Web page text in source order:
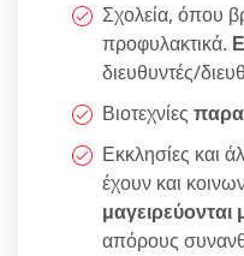
Σχολεία, όπου
προφυλακτικά.
διευθυντές/
Βιοτεχνίες
Εκκλησίες και
έχουν και
απόρους